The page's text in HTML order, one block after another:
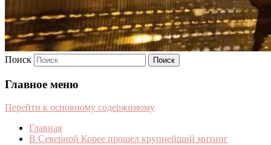
Поиск
Главное меню
Перейти к основному содержимому
Главная
В Северной Корее прошел крупнейший митинг